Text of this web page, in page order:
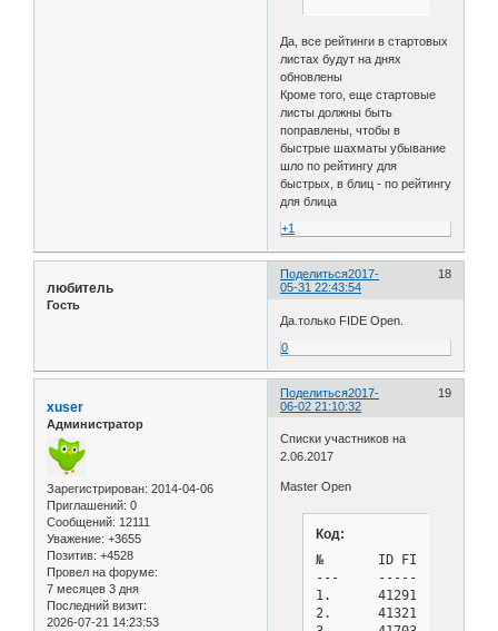
Да, все рейтинги в стартовых
листах будут на днях
обновлены
Кроме того, еще стартовые
листы должны быть
поправлены, чтобы в
быстрые шахматы убывание
шло по рейтингу для
быстрых, в блиц - по рейтингу
для блица
+1
Поделиться 18
2017-
05-31 22:43:54
любитель
Гость
Да.только FIDE Open.
0
Поделиться 19
2017-
06-02 21:10:32
xuser
Администратор
Зарегистрирован: 2014-04-06
Приглашений: 0
Сообщений: 12111
Уважение: +3655
Позитив: +4528
Провел на форуме:
7 месяцев 3 дня
Последний визит:
2026-07-21 14:23:53
Списки участников на
2.06.2017
Master Open
Код:
№       ID FIDE
---     -------
1.	4129199 Grachev, Boris            RUS GM  2648 1986
2.	4132181 Kokarev, Dmitry           RUS GM  2640 1982